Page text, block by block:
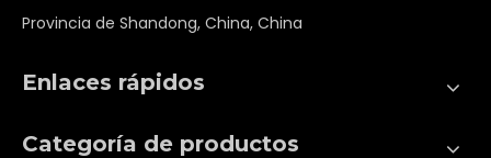
Provincia de Shandong, China, China
Enlaces rápidos
Categoría de productos